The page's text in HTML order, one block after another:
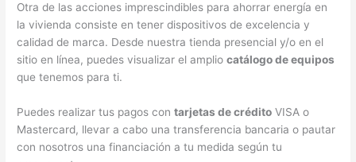
Otra de las acciones imprescindibles para ahorrar energía en
la vivienda consiste en tener dispositivos de excelencia y
calidad de marca. Desde nuestra tienda presencial y/o en el
sitio en línea, puedes visualizar el ampliocatálogo de equipos
que tenemos para ti.
Puedes realizar tus pagos contarjetas de crédito VISA o
Mastercard, llevar a cabo una transferencia bancaria o pautar
con nosotros una financiación a tu medida según tu